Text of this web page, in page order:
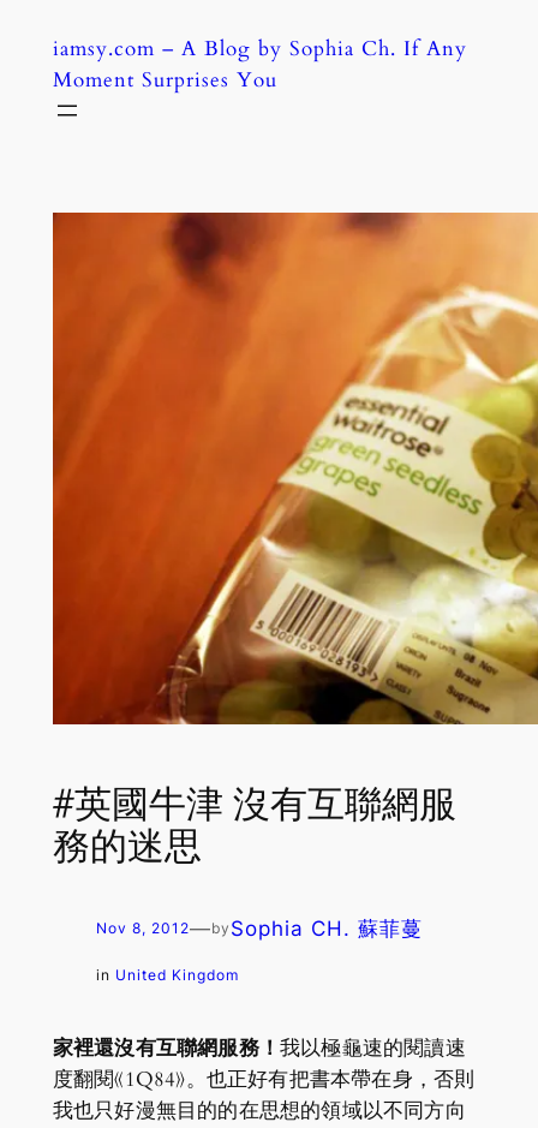
content
iamsy.com – A Blog by Sophia Ch. If Any
Moment Surprises You
#英國牛津 沒有互聯網服
務的迷思
Nov 8, 2012—by Sophia CH. 蘇菲蔓
in United Kingdom
家裡還沒有互聯網服務！我以極龜速的閱讀速
度翻閱《1Q84》。也正好有把書本帶在身，否則
我也只好漫無目的的在思想的領域以不同方向